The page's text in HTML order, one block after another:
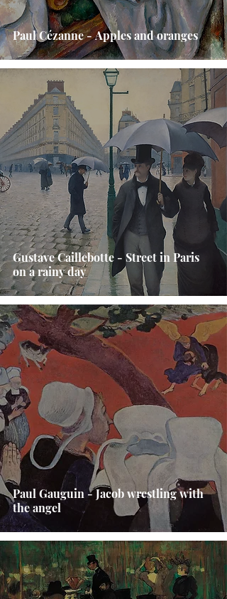
Paul Cézanne - Apples and oranges
Gustave Caillebotte - Street in Paris
on a rainy day
Paul Gauguin - Jacob wrestling with
the angel